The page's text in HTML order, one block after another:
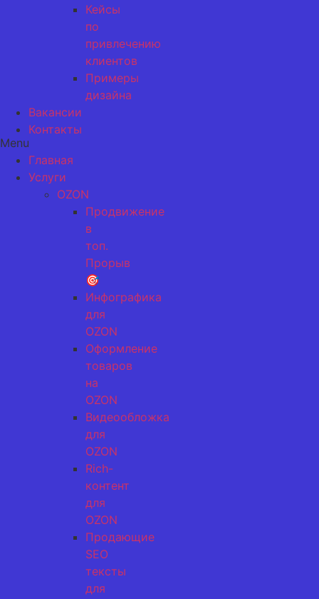
Кейсы
по
привлечению
клиентов
Примеры
дизайна
Вакансии
Контакты
Menu
Главная
Услуги
OZON
Продвижение
в
топ.
Прорыв
🎯
Инфографика
для
OZON
Оформление
товаров
на
OZON
Видеообложка
для
OZON
Rich-
контент
для
OZON
Продающие
SEO
тексты
для